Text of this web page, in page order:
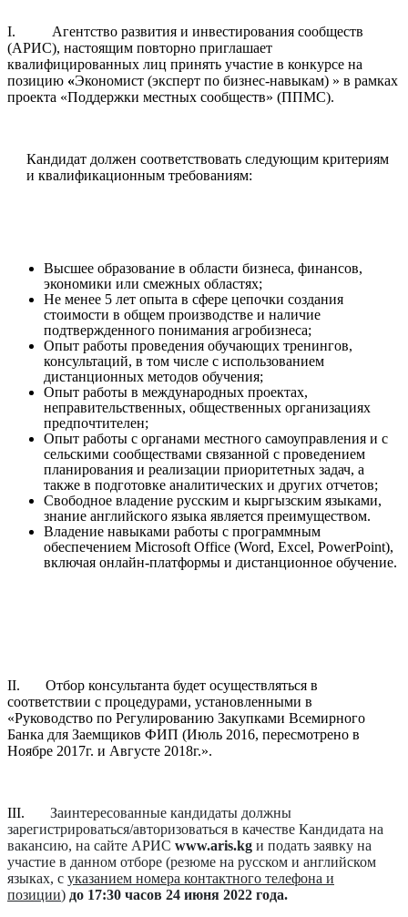
I. Агентство развития и инвестирования сообществ
(АРИС), настоящим повторно приглашает
квалифицированных лиц принять участие в конкурсе на
позицию «Экономист (эксперт по бизнес-навыкам) » в рамках
проекта «Поддержки местных сообществ» (ППМС).
Кандидат должен соответствовать следующим критериям
и квалификационным требованиям:
Высшее образование в области бизнеса, финансов,
экономики или смежных областях;
Не менее 5 лет опыта в сфере цепочки создания
стоимости в общем производстве и наличие
подтвержденного понимания агробизнеса;
Опыт работы проведения обучающих тренингов,
консультаций, в том числе с использованием
дистанционных методов обучения;
Опыт работы в международных проектах,
неправительственных, общественных организациях
предпочтителен;
Опыт работы с органами местного самоуправления и с
сельскими сообществами связанной с проведением
планирования и реализации приоритетных задач, а
также в подготовке аналитических и других отчетов;
Свободное владение русским и кыргызским языками,
знание английского языка является преимуществом.
Владение навыками работы с программным
обеспечением Microsoft Office (Word, Excel, PowerPoint),
включая онлайн-платформы и дистанционное обучение.
II. Отбор консультанта будет осуществляться в
соответствии с процедурами, установленными в
«Руководство по Регулированию Закупками Всемирного
Банка для Заемщиков ФИП (Июль 2016, пересмотрено в
Ноябре 2017г. и Августе 2018г.».
III. Заинтересованные кандидаты должны
зарегистрироваться/авторизоваться в качестве Кандидата на
вакансию, на сайте АРИС www.aris.kg и подать заявку на
участие в данном отборе (резюме на русском и английском
языках, с указанием номера контактного телефона и
позиции) до 17:30 часов 24 июня 2022 года.